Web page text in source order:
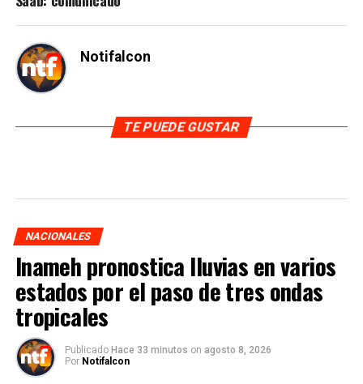
Notifalcon
TE PUEDE GUSTAR
NACIONALES
Inameh pronostica lluvias en varios
estados por el paso de tres ondas
tropicales
Publicado Hace 33 minutos on agosto 8, 2026
Por Notifalcon